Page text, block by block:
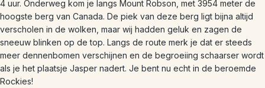
4 uur. Onderweg kom je langs Mount Robson, met 3954 meter de
hoogste berg van Canada. De piek van deze berg ligt bijna altijd
verscholen in de wolken, maar wij hadden geluk en zagen de
sneeuw blinken op de top. Langs de route merk je dat er steeds
meer dennenbomen verschijnen en de begroeiing schaarser wordt
als je het plaatsje Jasper nadert. Je bent nu echt in de beroemde
Rockies!